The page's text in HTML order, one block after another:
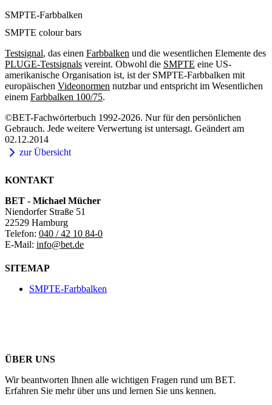
SMPTE-Farbbalken
SMPTE colour bars
Testsignal, das einen Farbbalken und die wesentlichen Elemente des
PLUGE-Testsignals vereint. Obwohl die SMPTE eine US-
amerikanische Organisation ist, ist der SMPTE-Farbbalken mit
europäischen Videonormen nutzbar und entspricht im Wesentlichen
einem Farbbalken 100/75.
©BET-Fachwörterbuch 1992-2026. Nur für den persönlichen
Gebrauch. Jede weitere Verwertung ist untersagt. Geändert am
02.12.2014
zur Übersicht
KONTAKT
BET - Michael Mücher
Niendorfer Straße 51
22529 Hamburg
Telefon: 040 / 42 10 84-0
E-Mail: info@bet.de
SITEMAP
SMPTE-Farbbalken
ÜBER UNS
Wir beantworten Ihnen alle wichtigen Fragen rund um BET.
Erfahren Sie mehr über uns und lernen Sie uns kennen.